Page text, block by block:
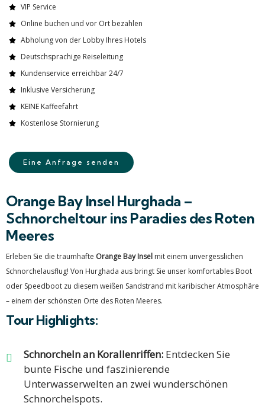
VIP Service
Online buchen und vor Ort bezahlen
Abholung von der Lobby Ihres Hotels
Deutschsprachige Reiseleitung
Kundenservice erreichbar 24/7
Inklusive Versicherung
KEINE Kaffeefahrt
Kostenlose Stornierung
Eine Anfrage senden
Orange Bay Insel Hurghada –
Schnorcheltour ins Paradies des Roten
Meeres
Erleben Sie die traumhafte Orange Bay Insel mit einem unvergesslichen
Schnorchelausflug! Von Hurghada aus bringt Sie unser komfortables Boot
oder Speedboot zu diesem weißen Sandstrand mit karibischer Atmosphäre
– einem der schönsten Orte des Roten Meeres.
Tour Highlights:
Schnorcheln an Korallenriffen: Entdecken Sie
bunte Fische und faszinierende
Unterwasserwelten an zwei wunderschönen
Schnorchelspots.